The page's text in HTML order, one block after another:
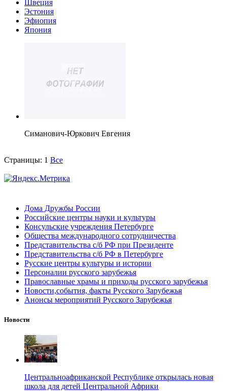
Швеция
Эстония
Эфиопия
Япония
Симанович-Юркович Евгения
Страницы: 1 Все
Дома Дружбы России
Российские центры науки и культуры
Консульские учреждения Петербурге
Общества международного сотрудничества
Представительства с/б РФ при Президенте
Представительства с/б РФ в Петербурге
Русские центры культуры и истории
Персоналии русского зарубежья
Православные храмы и приходы русского зарубежья
Новости,события, факты Русского Зарубежья
Анонсы мероприятий Русского Зарубежья
Новости
Центральноафриканской Республике открылась новая
школа для детей Центральной Африки